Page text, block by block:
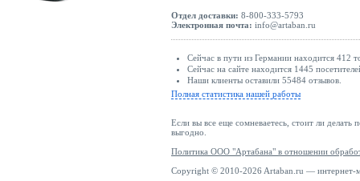
Отдел доставки: 8-800-333-5793
Электронная почта: info@artaban.ru
Сейчас в пути из Германии находится 412
Сейчас на сайте находится 1445
Наши клиенты оставили 55484 отзывов.
Полная статистика нашей работы
Если вы все еще сомневаетесь, стоит ли делать
выгодно.
Политика ООО "Артабана" в отношении
Copyright © 2010-2026 Artaban.ru — интернет-